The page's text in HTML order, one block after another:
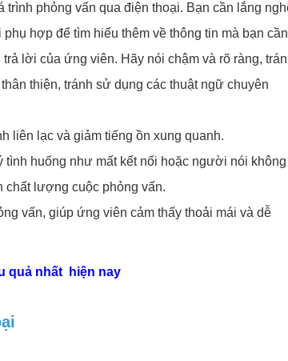
trình phỏng vấn qua điện thoại. Bạn cần lắng
hợp để tìm hiểu thêm về thông tin mà bạn
lời của ứng viên. Hãy nói chậm và rõ ràng,
thiện, tránh sử dụng các thuật ngữ chuyên
liên lạc và giảm tiếng ồn xung quanh.
huống như mất kết nối hoặc người nói
chất lượng cuộc phỏng vấn.
vấn, giúp ứng viên cảm thấy thoải mái và dễ
quả nhất hiện nay